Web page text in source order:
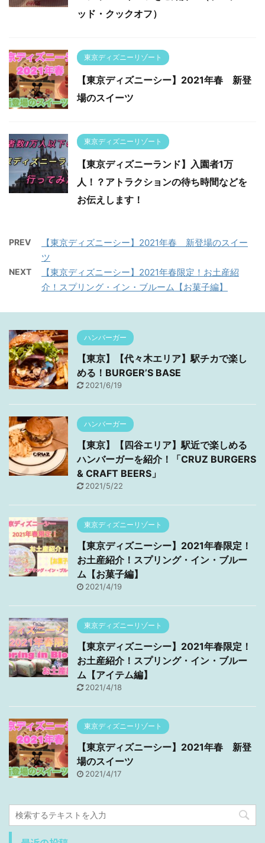
ッド・クックオフ）
東京ディズニーリゾート
【東京ディズニーシー】2021年春 新登
場のスイーツ
東京ディズニーリゾート
【東京ディズニーランド】入園者1万
人！？アトラクションの待ち時間などを
お伝えします！
PREV
【東京ディズニーシー】2021年春 新登場のスイー
ツ
NEXT
【東京ディズニーシー】2021年春限定！お土産紹
介！スプリング・イン・ブルーム【お菓子編】
ハンバーガー
【東京】【代々木エリア】駅チカで楽し
める！BURGER’S BASE
2021/6/19
ハンバーガー
【東京】【四谷エリア】駅近で楽しめる
ハンバーガーを紹介！「CRUZ BURGERS
& CRAFT BEERS」
2021/5/22
東京ディズニーリゾート
【東京ディズニーシー】2021年春限定！
お土産紹介！スプリング・イン・ブルー
ム【お菓子編】
2021/4/19
東京ディズニーリゾート
【東京ディズニーシー】2021年春限定！
お土産紹介！スプリング・イン・ブルー
ム【アイテム編】
2021/4/18
東京ディズニーリゾート
【東京ディズニーシー】2021年春 新登
場のスイーツ
2021/4/17